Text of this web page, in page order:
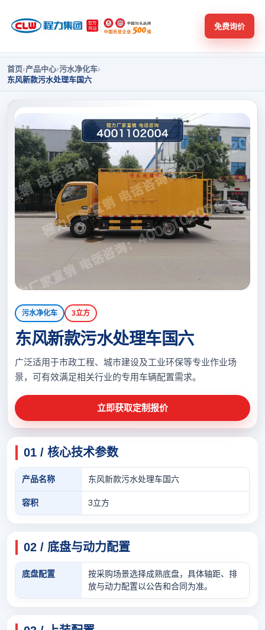
免费询价
首页›产品中心›污水净化车›
东风新款污水处理车国六
污水净化车 3立方
东风新款污水处理车国六
广泛适用于市政工程、城市建设及工业环保等专业作业场
景，可有效满足相关行业的专用车辆配置需求。
立即获取定制报价
01 / 核心技术参数
产品名称 东风新款污水处理车国六
容积 3立方
02 / 底盘与动力配置
底盘配置
按采购场景选择成熟底盘，具体轴距、排
放与动力配置以公告和合同为准。